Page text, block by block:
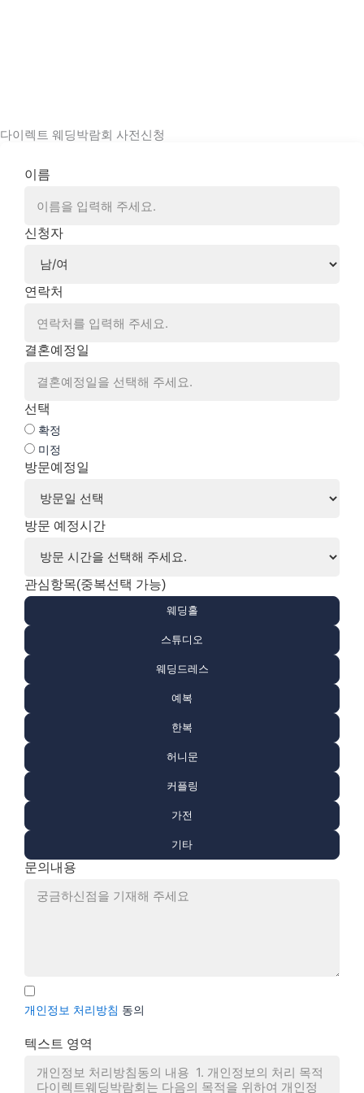
뛰
기
다이렉트 웨딩박람회 사전신청
이름
신청자
연락처
결혼예정일
선택
확정
미정
방문예정일
방문 예정시간
관심항목(중복선택 가능)
웨딩홀
스튜디오
웨딩드레스
예복
한복
허니문
커플링
가전
기타
문의내용
개인정보 처리방침 동의
텍스트 영역